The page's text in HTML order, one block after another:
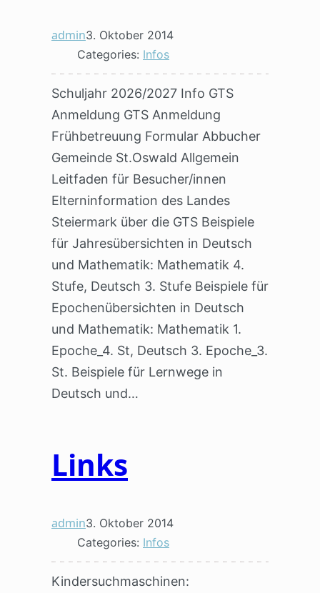
admin3. Oktober 2014
Categories: Infos
Schuljahr 2026/2027 Info GTS
Anmeldung GTS Anmeldung
Frühbetreuung Formular Abbucher
Gemeinde St.Oswald Allgemein
Leitfaden für Besucher/innen
Elterninformation des Landes
Steiermark über die GTS Beispiele
für Jahresübersichten in Deutsch
und Mathematik: Mathematik 4.
Stufe, Deutsch 3. Stufe Beispiele für
Epochenübersichten in Deutsch
und Mathematik: Mathematik 1.
Epoche_4. St, Deutsch 3. Epoche_3.
St. Beispiele für Lernwege in
Deutsch und…
Links
admin3. Oktober 2014
Categories: Infos
Kindersuchmaschinen: